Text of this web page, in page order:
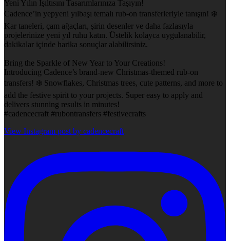
Yeni Yılın Işıltısını Tasarımlarınıza Taşıyın!
Cadence’in yepyeni yılbaşı temalı rub-on transferleriyle tanışın! ❄️
Kar taneleri, çam ağaçları, şirin desenler ve daha fazlasıyla
projelerinize yeni yıl ruhu katın. Üstelik kolayca uygulanabilir,
dakikalar içinde harika sonuçlar alabilirsiniz.
Bring the Sparkle of New Year to Your Creations!
Introducing Cadence’s brand-new Christmas-themed rub-on
transfers! ❄️ Snowflakes, Christmas trees, cute patterns, and more to
add the festive spirit to your projects. Super easy to apply and
delivers stunning results in minutes!
#cadencecraft #rubontransfers #festivecrafts
View Instagram post by cadencecraft